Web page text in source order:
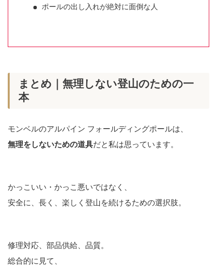
ポールの出し入れが絶対に面倒な人
まとめ｜無理しない登山のための一
本
モンベルのアルパイン フォールディングポールは、
無理をしないための道具だと私は思っています。
かっこいい・かっこ悪いではなく、
安全に、長く、楽しく登山を続けるための選択肢。
修理対応、部品供給、品質。
総合的に見て、